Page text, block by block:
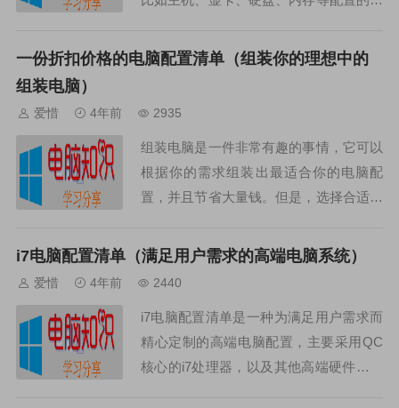
就来介绍家用电脑配置的相关内容，以便
一份折扣价格的电脑配置清单（组装你的理想中的
组装电脑）
爱惜 4年前 2935
组装电脑是一件非常有趣的事情，它可以
根据你的需求组装出最适合你的电脑配
置，并且节省大量钱。但是，选择合适的
哪些配件是最合适的，并且把它们组装成
i7电脑配置清单（满足用户需求的高端电脑系统）
爱惜 4年前 2440
i7电脑配置清单是一种为满足用户需求而
精心定制的高端电脑配置，主要采用QC
核心的i7处理器，以及其他高端硬件，可